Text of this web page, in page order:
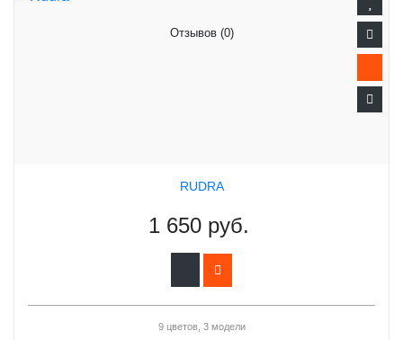
Отзывов (0)
RUDRA
1 650 руб.
9 цветов, 3 модели